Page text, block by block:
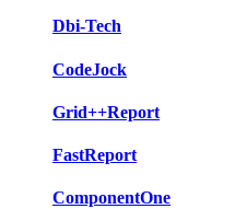
Dbi-Tech
CodeJock
Grid++Report
FastReport
ComponentOne